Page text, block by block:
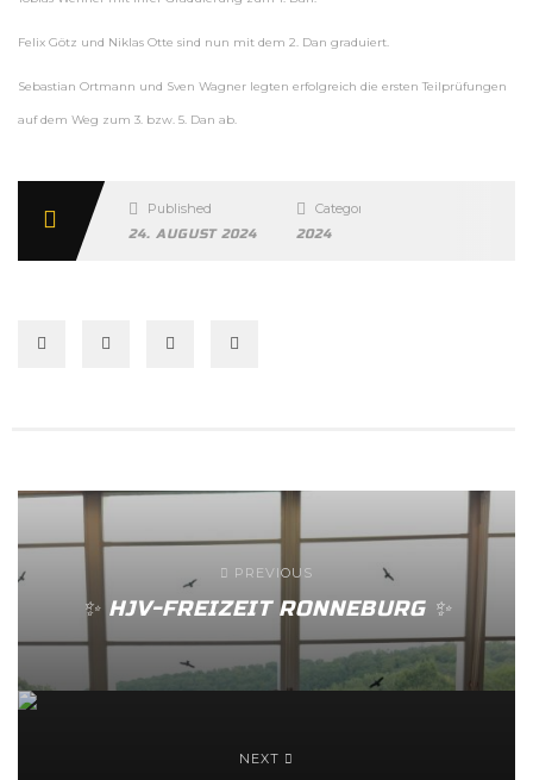
Felix Götz und Niklas Otte sind nun mit dem 2. Dan graduiert.
Sebastian Ortmann und Sven Wagner legten erfolgreich die ersten Teilprüfungen
auf dem Weg zum 3. bzw. 5. Dan ab.
Published
24. AUGUST 2024
Categories
2024
PREVIOUS
✨️ HJV-FREIZEIT RONNEBURG ✨️
NEXT